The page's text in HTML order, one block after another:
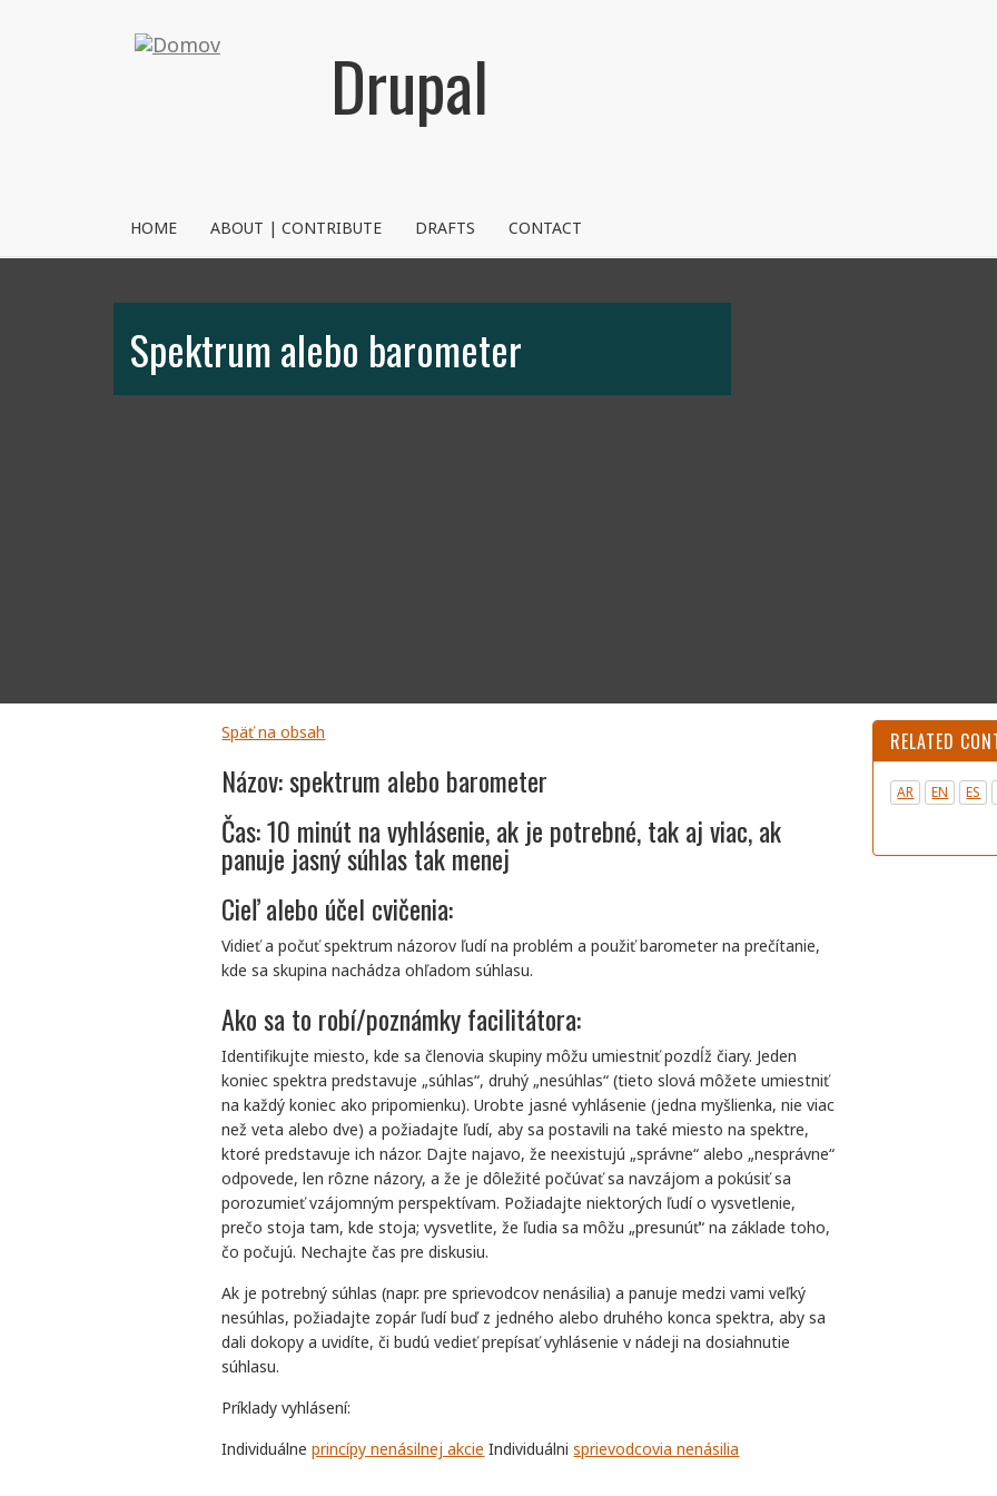
Drupal
NVRM
HOME ABOUT | CONTRIBUTE DRAFTS CONTACT
Spektrum alebo barometer
Späť na obsah
Názov: spektrum alebo barometer
Čas: 10 minút na vyhlásenie, ak je potrebné, tak aj viac, ak
panuje jasný súhlas tak menej
Cieľ alebo účel cvičenia:
Vidieť a počuť spektrum názorov ľudí na problém a použiť barometer na prečítanie,
kde sa skupina nachádza ohľadom súhlasu.
Ako sa to robí/poznámky facilitátora:
Identifikujte miesto, kde sa členovia skupiny môžu umiestniť pozdĺž čiary. Jeden
koniec spektra predstavuje „súhlas“, druhý „nesúhlas“ (tieto slová môžete umiestniť
na každý koniec ako pripomienku). Urobte jasné vyhlásenie (jedna myšlienka, nie viac
než veta alebo dve) a požiadajte ľudí, aby sa postavili na také miesto na spektre,
ktoré predstavuje ich názor. Dajte najavo, že neexistujú „správne“ alebo „nesprávne“
odpovede, len rôzne názory, a že je dôležité počúvať sa navzájom a pokúsiť sa
porozumieť vzájomným perspektívam. Požiadajte niektorých ľudí o vysvetlenie,
prečo stoja tam, kde stoja; vysvetlite, že ľudia sa môžu „presunúť“ na základe toho,
čo počujú. Nechajte čas pre diskusiu.
Ak je potrebný súhlas (napr. pre sprievodcov nenásilia) a panuje medzi vami veľký
nesúhlas, požiadajte zopár ľudí buď z jedného alebo druhého konca spektra, aby sa
dali dokopy a uvidíte, či budú vedieť prepísať vyhlásenie v nádeji na dosiahnutie
súhlasu.
Príklady vyhlásení:
Individuálneprincípy nenásilnej akcie Individuálnisprievodcovia nenásilia
RELATED
AR EN ES